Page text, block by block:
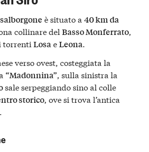
è situato a 40 km da
collinare del Basso Monferrato,
torrenti LosaeLeona.
verso ovest, costeggiata la
“Madonnina” , sulla sinistra la
sale serpeggiando sino al colle
storico , ove si trova l’antica